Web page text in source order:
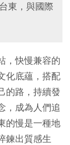
東，與國際
，快慢兼容的
化底蘊，搭配
的路，持續發
，成為人們追
的慢是一種地
鍊出質感生